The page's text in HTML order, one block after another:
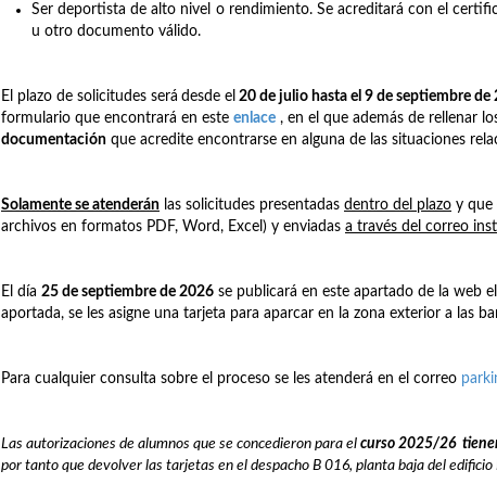
Ser deportista de alto nivel o rendimiento. Se acreditará con el
u otro documento válido.
El plazo de solicitudes será desde el 20 de julio hasta el 9 de septiembre de
formulario que encontrará en este enlace , en el que además de rellenar
documentación que acredite encontrarse en alguna de las situaciones
Solamente se atenderán las solicitudes presentadas dentro del plazo y que
archivos en formatos PDF, Word, Excel) y enviadas a través del correo
El día 25 de septiembre de 2026 se publicará en este apartado de la web el
aportada, se les asigne una tarjeta para aparcar en la zona exterior a las
Para cualquier consulta sobre el proceso se les atenderá en el correo
Las autorizaciones de alumnos que se concedieron para el curso 2025/26 t
por tanto que devolver las tarjetas en el despacho B 016, planta baja del edificio